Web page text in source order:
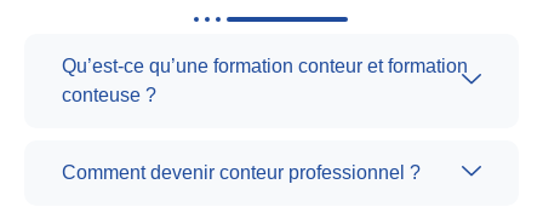
Qu’est-ce qu’une formation conteur et formation
conteuse ?
Comment devenir conteur professionnel ?